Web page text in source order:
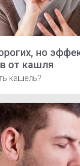
но
от кашля
кашель?